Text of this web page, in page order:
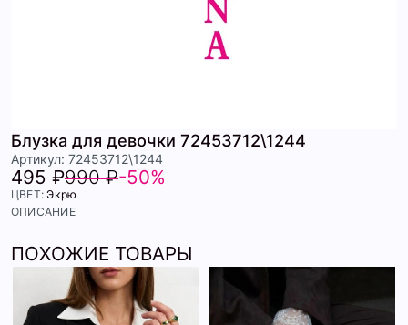
Блузка для девочки 72453712\1244
Артикул: 72453712\1244
495 ₽990 ₽-50%
ЦВЕТ:Экрю
ОПИСАНИЕ
ПОХОЖИЕ ТОВАРЫ